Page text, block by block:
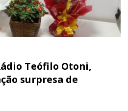
Teófilo Otoni,
surpresa de